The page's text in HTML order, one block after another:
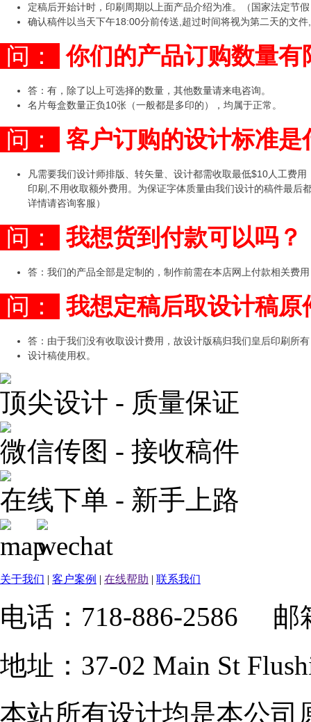
定稿后开始计时，印刷周期以上面产品介绍为准。（国家法定节
确认稿件以当天下午18:00分前传送,超过时间将视为第二天的文
问： 你们的产品订购数量有
答：有，除了以上可选择的数量，其他数量请来电咨询。
名片每盒数量正负10张（一般都是多印的），均属于正常。
问： 客户订购的设计标准是
凡需要我们设计师排版、转矢量、设计都需收取最低$10人工费
印刷,不用收取额外费用。为保证字体质量由我们设计的稿件最后
详情请咨询客服）
问： 我想货到付款可以吗？
答：我们的产品全部是定制的，制作前需在本店网上付款相关费
问： 我想定稿后取设计稿原
答：由于我们没有收取设计费用，故设计版稿归我们皇后印刷所
设计稿使用权。
顶尖设计 - 质量保证
微信传图 - 接收稿件
在线下单 - 新手上路
关于我们 | 客户案例 | 在线帮助 | 联系我们
电话：718-886-2586 邮
地址：37-02 Main St
本站所有设计均是本公司